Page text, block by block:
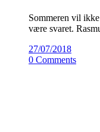
Sommeren vil
være svaret.
27/07/2018
0 Comments